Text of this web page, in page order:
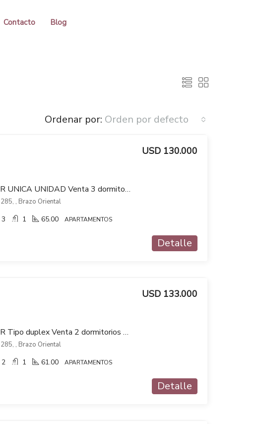
Contacto Blog
Ordenar por: Orden por defecto
A ESTRENAR UNICA UNIDAD Venta 3 dormitorios cochera Verde Sol Brazo Oriental
USD 130.000
, Brazo Oriental
3 1 65.00 APARTAMENTOS
Detalle
A ESTRENAR Tipo duplex Venta 2 dormitorios Verde Sol Cochera en Brazo Oriental
USD 133.000
, Brazo Oriental
2 1 61.00 APARTAMENTOS
Detalle